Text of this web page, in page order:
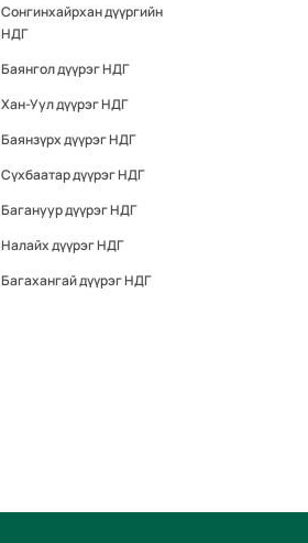
Сонгинхайрхан дүүргийн
НДГ
Баянгол дүүрэг НДГ
Хан-Уул дүүрэг НДГ
Баянзүрх дүүрэг НДГ
Сүхбаатар дүүрэг НДГ
Багануур дүүрэг НДГ
Налайх дүүрэг НДГ
Багахангай дүүрэг НДГ